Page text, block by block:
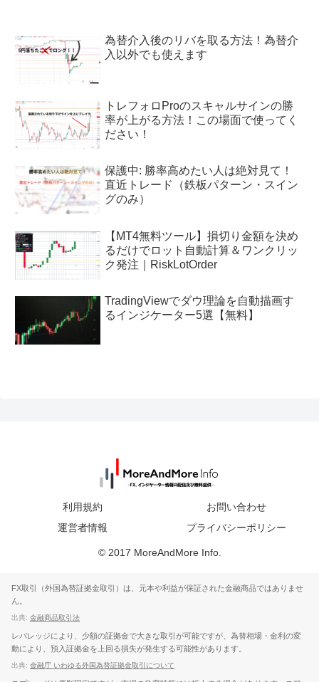
為替介入後のリバを取る方法！為替介
入以外でも使えます
トレフォロProのスキャルサインの勝
率が上がる方法！この場面で使ってく
ださい！
保護中: 勝率高めたい人は絶対見て！
直近トレード（鉄板パターン・スイン
グのみ）
【MT4無料ツール】損切り金額を決め
るだけでロット自動計算＆ワンクリッ
ク発注｜RiskLotOrder
TradingViewでダウ理論を自動描画す
るインジケーター5選【無料】
利用規約
お問い合わせ
運営者情報
プライバシーポリシー
© 2017 MoreAndMore Info.
FX取引（外国為替証拠金取引）は、元本や利益が保証された金融商品ではありませ
ん。
出典: 金融商品取引法
レバレッジにより、少額の証拠金で大きな取引が可能ですが、為替相場・金利の変
動により、預入証拠金を上回る損失が発生する可能性があります。
出典: 金融庁 いわゆる外国為替証拠金取引について